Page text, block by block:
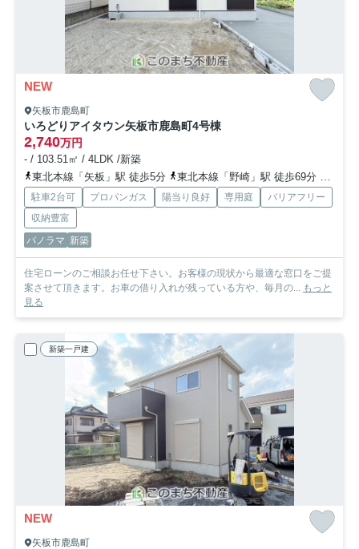
NEW
矢板市鹿島町
いろどりアイタウン矢板市鹿島町4号棟
2,740万円
- / 103.51㎡ / 4LDK /新築
東北本線「矢板」駅 徒歩5分
東北本線「野崎」駅 徒歩69分
駐車2台可 プロパンガス 陽当り良好 専用庭
バリアフリー
収納豊富
パノラマ 新築
住宅ローンのご相談お任せ下さい。お客様の現状から最適な窓口をご提
案させて頂きます。お車の借り入れが残っている方や、毎月の...
もっと
見る
新築一戸建
NEW
矢板市鹿島町